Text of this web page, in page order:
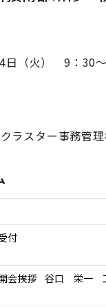
日（火） 9：30
ラスター事務管
付
会挨拶 谷口 栄一